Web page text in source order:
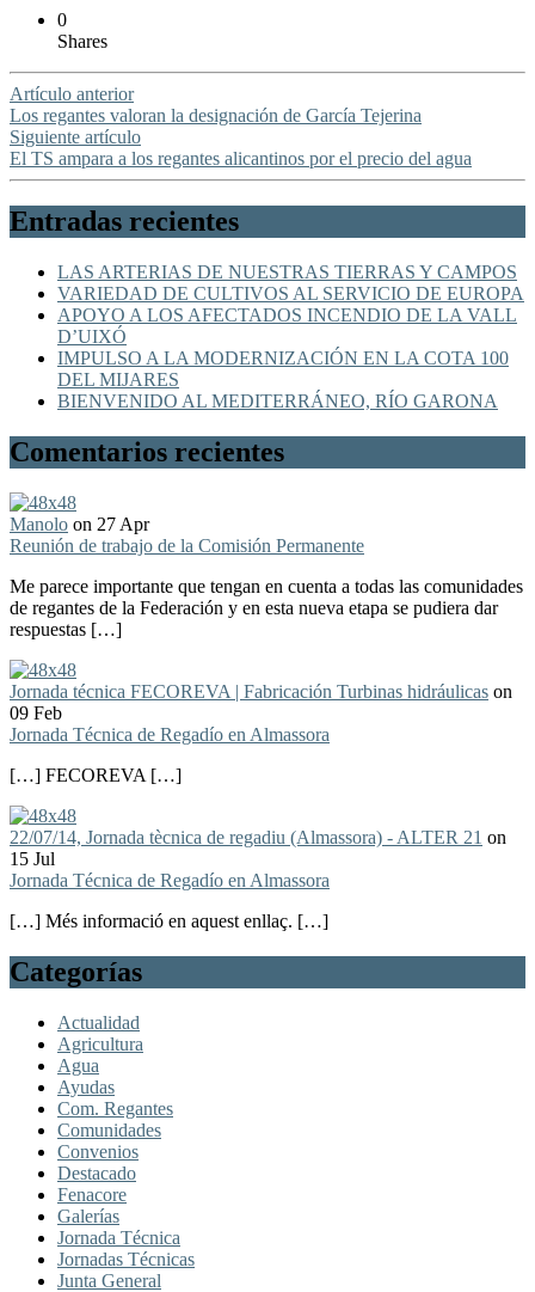
0
Shares
Artículo anterior
Los regantes valoran la designación de García Tejerina
Siguiente artículo
El TS ampara a los regantes alicantinos por el precio del agua
Entradas recientes
LAS ARTERIAS DE NUESTRAS TIERRAS Y CAMPOS
VARIEDAD DE CULTIVOS AL SERVICIO DE EUROPA
APOYO A LOS AFECTADOS INCENDIO DE LA VALL
D’UIXÓ
IMPULSO A LA MODERNIZACIÓN EN LA COTA 100
DEL MIJARES
BIENVENIDO AL MEDITERRÁNEO, RÍO GARONA
Comentarios recientes
Manolo on 27 Apr
Reunión de trabajo de la Comisión Permanente
Me parece importante que tengan en cuenta a todas las comunidades
de regantes de la Federación y en esta nueva etapa se pudiera dar
respuestas […]
Jornada técnica FECOREVA | Fabricación Turbinas hidráulicas on
09 Feb
Jornada Técnica de Regadío en Almassora
[…] FECOREVA […]
22/07/14, Jornada tècnica de regadiu (Almassora) - ALTER 21 on
15 Jul
Jornada Técnica de Regadío en Almassora
[…] Més informació en aquest enllaç. […]
Categorías
Actualidad
Agricultura
Agua
Ayudas
Com. Regantes
Comunidades
Convenios
Destacado
Fenacore
Galerías
Jornada Técnica
Jornadas Técnicas
Junta General